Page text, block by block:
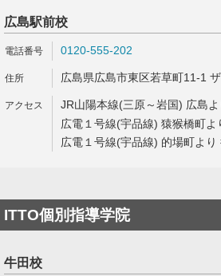
広島駅前校
0120-555-202
広島県広島市東区若草町11-1
JR山陽本線(三原～岩国) 広島
広電１号線(宇品線) 猿猴橋町よ
広電１号線(宇品線) 的場町より
ITTO個別指導学院
牛田校